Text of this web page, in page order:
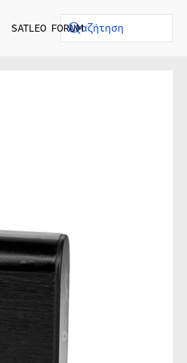
SATLEO FORUM